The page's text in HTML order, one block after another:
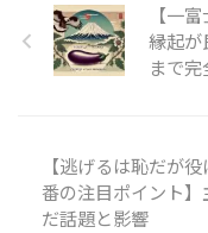
【一
縁起が
まで
【逃げるは恥だが
番の注目ポイント
だ話題と影響